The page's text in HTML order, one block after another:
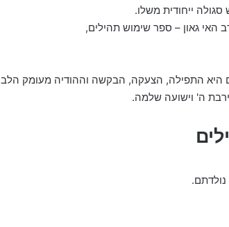
ייחודית משלו.
האי גאון – ספר שימוש תהילים,
היא התפילה, הצעקה, הבקשה וההודיה מעומק הלב
ה' וישועה שלמה.